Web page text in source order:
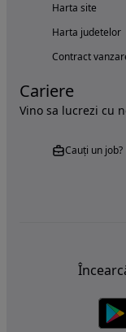
Harta site
Harta judetelor
Contract
Cariere
Vino sa lucrezi cu
Cauți un job?